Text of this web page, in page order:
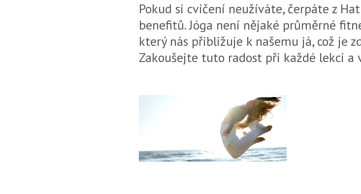
Pokud si cvičení neužíváte, čerpáte z
benefitů. Jóga není nějaké průměrné
který nás přibližuje k našemu já, což je
Zakoušejte tuto radost při každé lekci a